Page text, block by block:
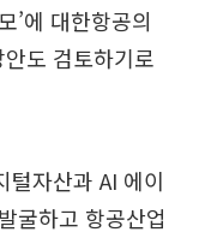
’에 대한항공의
도 검토하기로
털자산과 AI 에이
굴하고 항공산업